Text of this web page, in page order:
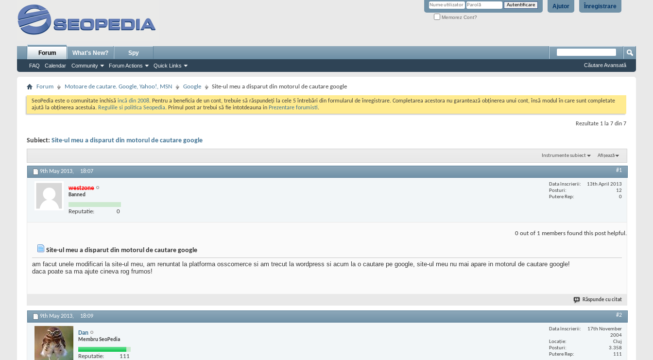
Înregistrare
Ajutor
Memorez Cont?
Forum
FAQ Calendar Community Forum Actions Quick Links
What's New? Spy
Căutare Avansată
Forum Motoare de cautare. Google, Yahoo!, MSN Google Site-ul meu a disparut din motorul de cautare google
SeoPedia este o comunitate inchisă incă din 2008. Pentru a beneficia de un cont, trebuie să răspundeți la cele 5 întrebări din formularul de înregistrare. Completarea acestora nu garantează obținerea unui cont, însă modul în care sunt completate
ajută la obținerea acestuia. Regulile si politica Seopedia. Primul post ar trebui să fie intotdeauna in Prezentare forumisti.
Rezultate 1 la 7 din 7
Subiect: Site-ul meu a disparut din motorul de cautare google
Instrumente subiect Afișează
9th May 2013, 18:07 #1
westzone
Banned
Reputatie: 0
Data înscrierii
13th April 2013
Posturi
12
Putere Rep
0
0 out of 1 members found this post helpful.
Site-ul meu a disparut din motorul de cautare google
am facut unele modificari la site-ul meu, am renuntat la platforma osscomerce si am trecut la wordpress si acum la o cautare pe google, site-ul meu nu mai apare in motorul de cautare google!
daca poate sa ma ajute cineva rog frumos!
Răspunde cu citat
9th May 2013, 18:09 #2
Dan
Membru SeoPedia
Reputatie: 111
Data înscrierii
17th November
2004
Locaţie
Cluj
Posturi
3.358
Putere Rep
111